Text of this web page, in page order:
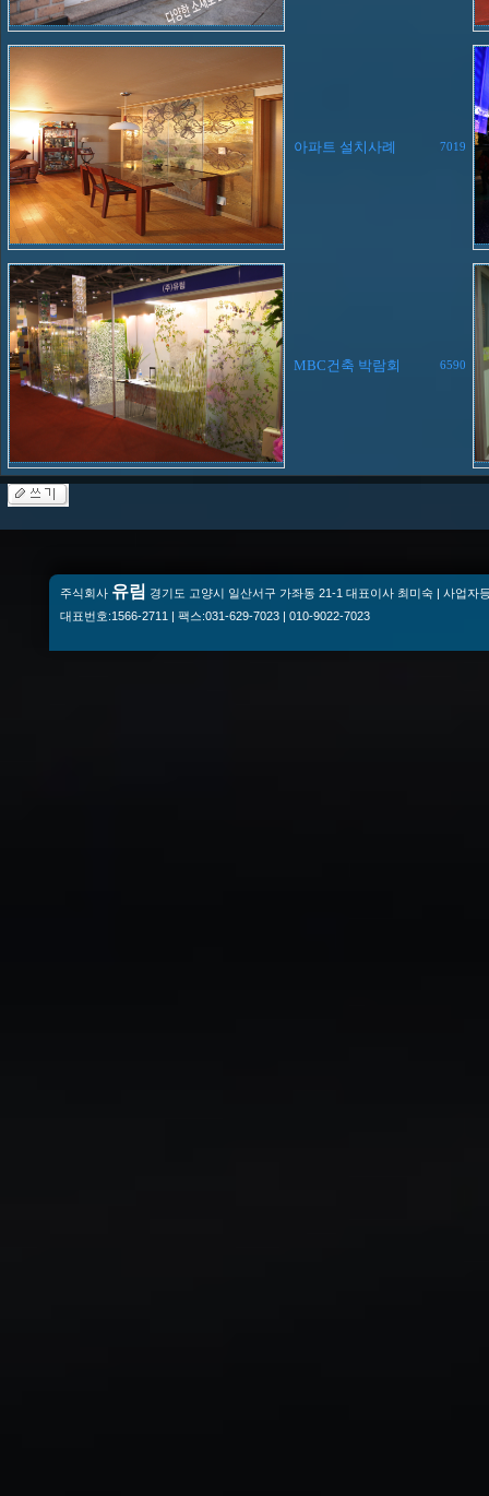
아파트 설치사례 7019
MBC건축 박람회 6590
주식회사 유림 경기도 고양시 일산서구 가좌동 21-1 대표이사 최미숙 | 사업자
대표번호:1566-2711 | 팩스:031-629-7023 | 010-9022-7023